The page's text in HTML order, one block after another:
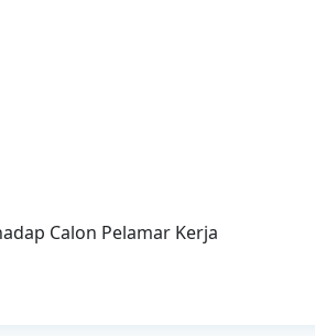
Calon Pelamar Kerja